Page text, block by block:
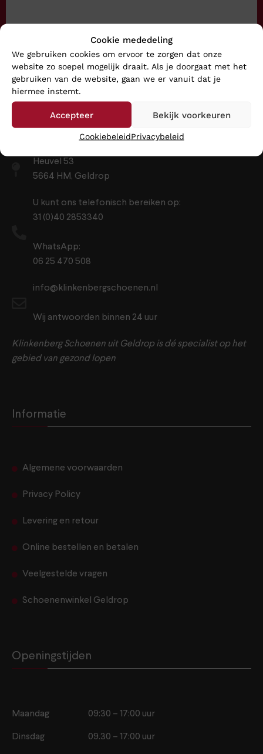
Cookie mededeling
We gebruiken cookies om ervoor te zorgen dat onze
website zo soepel mogelijk draait. Als je doorgaat met het
gebruiken van de website, gaan we er vanuit dat je
hiermee instemt.
Accepteer Bekijk voorkeuren
CookiebeleidPrivacybeleid
Contact
Heuvel 53
5664 HM, Geldrop
U kunt ons telefonisch bereiken op:
31 (0)40 2853340
WhatsApp:
06 25 470 508
info@klinkenbergschoenen.nl
Wij antwoorden binnen 24 uur
Klinkenberg Schoenen uit Geldrop is dé specialist op het
gebied van gezond lopen
Informatie
Algemene voorwaarden
Privacy Policy
Levering en retour
Online bestellen en betalen
Veelgestelde vragen
Schoenenwinkel Geldrop
Openingstijden
Maandag 09:30 – 17:00 uur
Dinsdag 09.30 – 17:00 uur